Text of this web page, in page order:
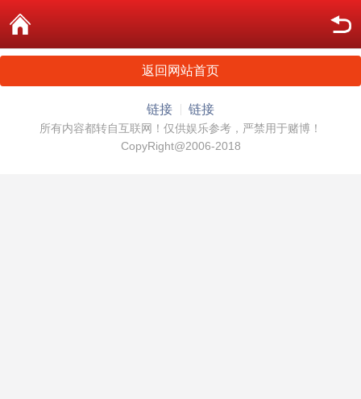
返回网站首页
链接 链接
所有内容都转自互联网！仅供娱乐参考，严禁用于赌博！
CopyRight@2006-2018